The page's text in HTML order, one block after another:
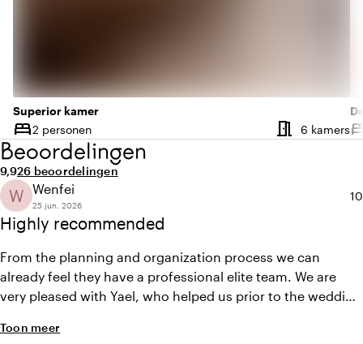
Superior kamer
bed
Capaciteit
2 personen meeting_room 6 kamers
Beoordelingen
Gemiddelde beoordeling van 9,9 uit 10
9,9Aantal beoordelingen: 26
26 beoordelingen
Highly recommended
W Wenfei
25 jun. 2026
10
From the planning and organization process we can
already feel they have a professional elite team. We are
very pleased with Yael, who helped us prior to the wedding
very thoughtful suggestions. During the wedding day the
Toon meer